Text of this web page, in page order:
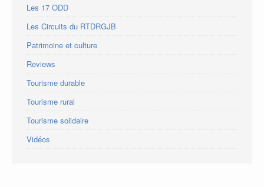
Les 17 ODD
Les Circuits du RTDRGJB
Patrimoine et culture
Reviews
Tourisme durable
Tourisme rural
Tourisme solidaire
Vidéos